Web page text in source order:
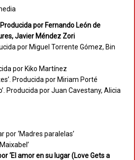
Producida por Fernando León de
Javier Méndez Zori
por Miguel Torrente Gómez, Bin
por Kiko Martínez
Producida por Miriam Porté
Producida por Juan Cavestany, Alicia
por ‘Madres paralelas’
‘El amor en su lugar (Love Gets a